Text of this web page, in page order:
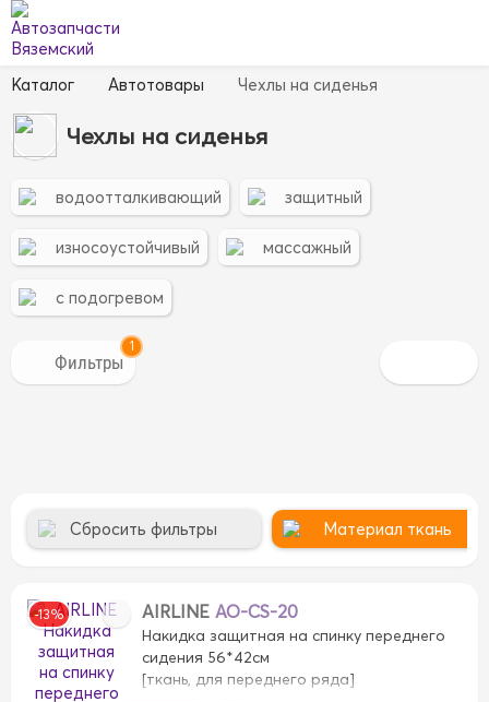
Каталог Автотовары Чехлы на сиденья
Чехлы на сиденья
водоотталкивающий защитный
износоустойчивый массажный
с подогревом
1
Сбросить фильтры Материал ткань
-13% AIRLINE AO-CS-20
Накидка защитная на спинку переднего
сидения 56*42см
[ткань, для переднего ряда]